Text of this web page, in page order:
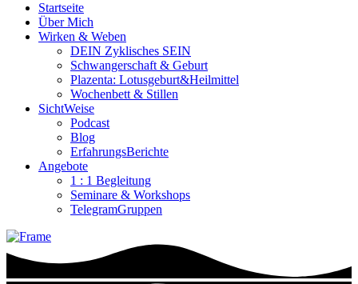
Startseite
Über Mich
Wirken & Weben
DEIN Zyklisches SEIN
Schwangerschaft & Geburt
Plazenta: Lotusgeburt&Heilmittel
Wochenbett & Stillen
SichtWeise
Podcast
Blog
ErfahrungsBerichte
Angebote
1 : 1 Begleitung
Seminare & Workshops
TelegramGruppen